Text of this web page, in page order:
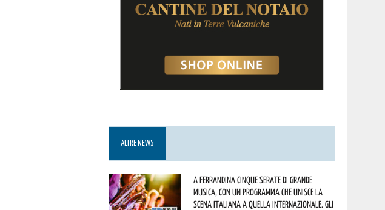
ALTRE NEWS
A Ferrandina cinque serate di grande
musica, con un programma che unisce la
scena italiana a quella internazionale. Gli